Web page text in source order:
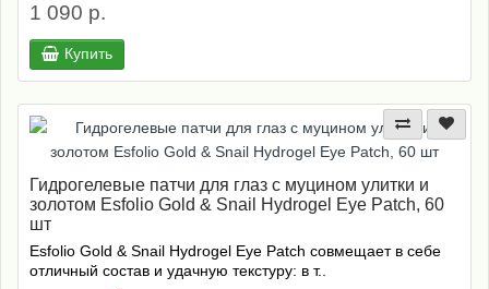
1 090 р.
Купить
Гидрогелевые патчи для глаз с муцином улитки и
золотом Esfolio Gold & Snail Hydrogel Eye Patch, 60
шт
Esfolio Gold & Snail Hydrogel Eye Patch совмещает в себе
отличный состав и удачную текстуру: в т..